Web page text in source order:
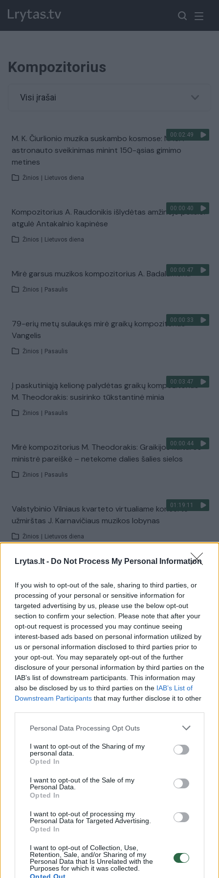
Lrytas.lt - Do Not Process My Personal Information
If you wish to opt-out of the sale, sharing to third parties, or
processing of your personal or sensitive information for
targeted advertising by us, please use the below opt-out
section to confirm your selection. Please note that after your
opt-out request is processed you may continue seeing
interest-based ads based on personal information utilized by
us or personal information disclosed to third parties prior to
your opt-out. You may separately opt-out of the further
disclosure of your personal information by third parties on the
IAB’s list of downstream participants. This information may
also be disclosed by us to third parties on the IAB’s List of
Downstream Participants that may further disclose it to other
Personal Data Processing Opt Outs
I want to opt-out of the Sharing of my
personal data.
Opted In
I want to opt-out of the Sale of my
Personal Data.
Opted In
I want to opt-out of processing my
Personal Data for Targeted Advertising.
Opted In
I want to opt-out of Collection, Use,
Retention, Sale, and/or Sharing of my
Personal Data that Is Unrelated with the
Purposes for which it was collected.
Kompozitorius
Visi įrašai
00:02:49
M. K. Čiurlionio muzika suskambo kosmose: NASA
astronauto sveikinimas minint 150-ąsias gimimo
metines
Žinios Lietuvos diena
00:00:40
Kompozitorius A. Raudonikis išlydėtas amžinojo poilsio:
atgulė Antakalnio kapinėse
Žinios Lietuvos diena
00:00:47
Mirė garsus muzikos kompozitorius A. Badalamenti
Žinios Pasaulis
00:00:33
79-erių metų sulaukęs mirė graikų kompozitorius
Vangelis
Žinios Pasaulis
00:03:47
Į paskutiniąją kelionę palydėtas graikų kompozitorius
M. Theodorakis: susirinko tūkstantinė minia
Žinios Pasaulis
00:00:44
Mirė kompozitorius M. Theodorakis: Graikijos kultūros
ministrė pareiškė – netekome dalies šalies sielos
Žinios Pasaulis
01:19:11
Valstybinio Vilniaus kvarteto virtualiame koncerte –
užmirštas J. Karnavičiaus muzikos lobynas
Žinios Lietuvos diena
01:28:13
A. Šenderovo kūryba
Žinios | Lietuvos diena
01:19:11
Valstybinio Vilniaus kvarteto virtualiame koncerte –
užmirštas J. Karnavičiaus muzikos lobynas
Žinios | Lietuvos diena
00:00:46
Mirė vienas žinomiausių ir produktyviausių kino muzikos
00:00:35
Už Ludwigo van Beethoveno plauką aukcione prašoma
įspūdingos sumos
Žinios | Pasaulis
T. Dobrovolskio nužudymu kaltinamas vyras: žinau, kad
būsiu išteisintas
Žinios | Kriminalai